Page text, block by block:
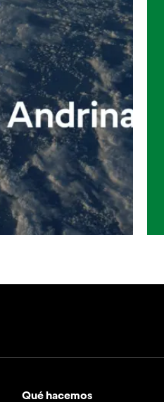
Qué hacemos